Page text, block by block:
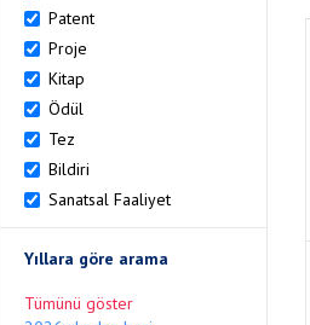
Patent
Proje
Kitap
Ödül
Tez
Bildiri
Sanatsal Faaliyet
Yıllara göre arama
Tümünü göster